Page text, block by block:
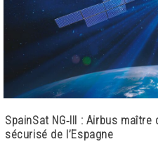
SpainSat NG‑III : Airbus
sécurisé de l’Espagne